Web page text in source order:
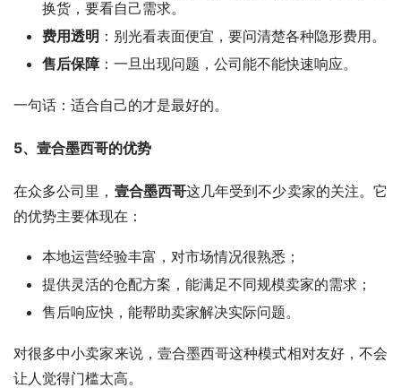
换货，要看自己需求。
费用透明 ：别光看表面便宜，要问清楚各种隐形费用。
售后保障：一旦出现问题，公司能不能快速响应。
一句话：适合自己的才是最好的。
5、壹合墨西哥的优势
在众多公司里， 壹合墨西哥这几年受到不少卖家的关注。它
的优势主要体现在：
本地运营经验丰富，对市场情况很熟悉；
提供灵活的仓配方案，能满足不同规模卖家的需求；
售后响应快，能帮助卖家解决实际问题。
对很多中小卖家来说，壹合墨西哥这种模式相对友好，不会
让人觉得门槛太高。